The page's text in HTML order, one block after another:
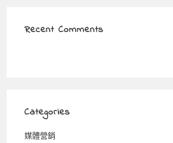
Recent Comments
Categories
媒體營銷